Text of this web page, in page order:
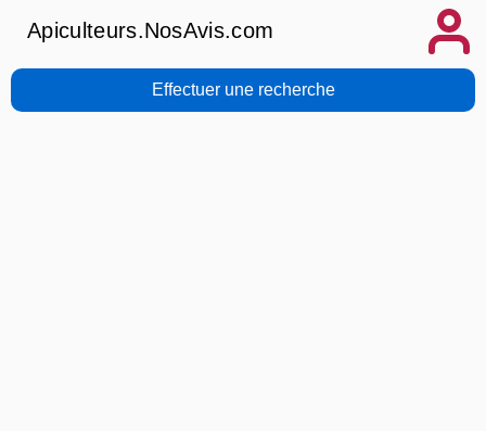
Apiculteurs.NosAvis.com
Effectuer une recherche